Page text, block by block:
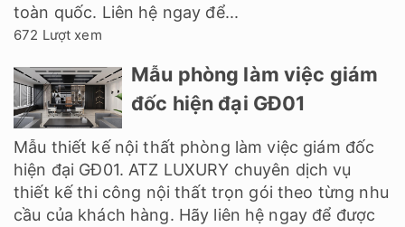
toàn quốc. Liên hệ ngay để...
672 Lượt xem
Mẫu phòng làm việc giám
đốc hiện đại GĐ01
Mẫu thiết kế nội thất phòng làm việc giám đốc
hiện đại GĐ01. ATZ LUXURY chuyên dịch vụ
thiết kế thi công nội thất trọn gói theo từng nhu
cầu của khách hàng. Hãy liên hệ ngay để được